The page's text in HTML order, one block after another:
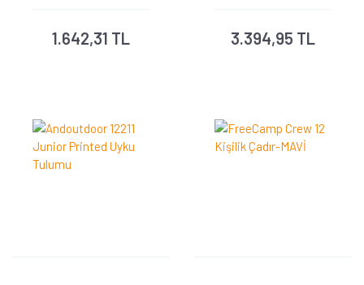
1.642,31 TL 3.394,95 TL